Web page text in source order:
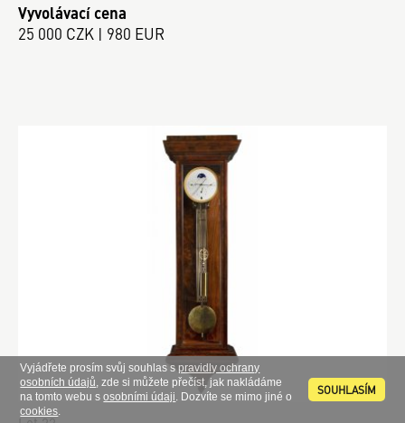
Vyjádřete prosím svůj souhlas spravidly ochrany
osobních údajů, zde si můžete přečíst, jak nakládáme
na tomto webu sosobními údaji. Dozvíte se mimo jiné o
cookies.
SOUHLASÍM
Vyvolávací cena
25 000 CZK | 980 EUR